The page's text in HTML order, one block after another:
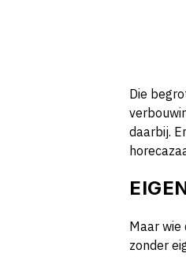
Die
daarbij.
Maar wie
zonder